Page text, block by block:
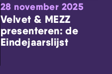
28 november 2025
Velvet & MEZZ
presenteren: de
Eindejaarslijst